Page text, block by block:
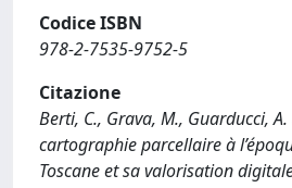
Codice ISBN
978-2-7535-9752-5
Citazione
Berti, C., Grava, M., Guarducci,
cartographie parcellaire à
Toscane et sa valorisation